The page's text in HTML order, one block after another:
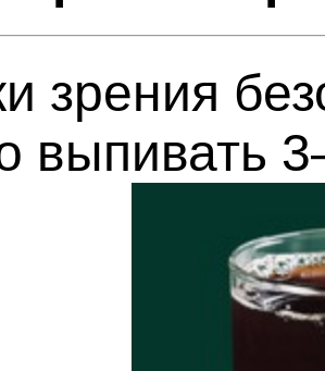
зрения
выпивать